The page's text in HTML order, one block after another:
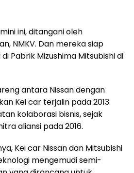
ini, ditangani oleh
NMKV. Dan mereka siap
Pabrik Mizushima Mitsubishi di
antara Nissan dengan
Kei car terjalin pada 2013.
kolaborasi bisnis, sejak
aliansi pada 2016.
Kei car Nissan dan Mitsubishi
mengemudi semi-